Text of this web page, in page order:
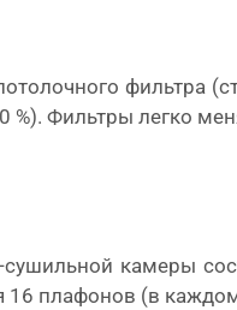
фильтра
%). Фильтры легко
сушильной камеры
16 плафонов (в